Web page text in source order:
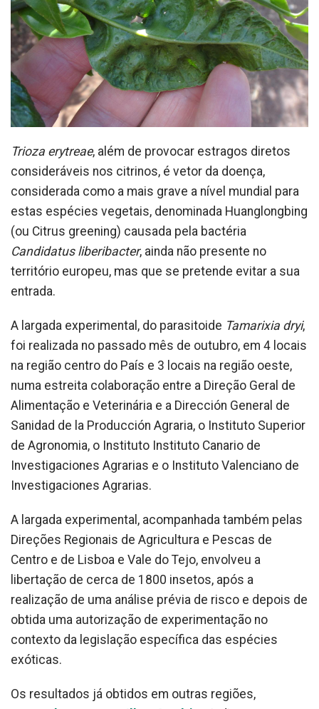
Trioza erytreae, além de provocar estragos diretos
consideráveis nos citrinos, é vetor da doença,
considerada como a mais grave a nível mundial para
estas espécies vegetais, denominada Huanglongbing
(ou Citrus greening) causada pela bactéria
Candidatus liberibacter, ainda não presente no
território europeu, mas que se pretende evitar a sua
entrada.
A largada experimental, do parasitoide Tamarixia dryi,
foi realizada no passado mês de outubro, em 4 locais
na região centro do País e 3 locais na região oeste,
numa estreita colaboração entre a Direção Geral de
Alimentação e Veterinária e a Dirección General de
Sanidad de la Producción Agraria, o Instituto Superior
de Agronomia, o Instituto Instituto Canario de
Investigaciones Agrarias e o Instituto Valenciano de
Investigaciones Agrarias.
A largada experimental, acompanhada também pelas
Direções Regionais de Agricultura e Pescas de
Centro e de Lisboa e Vale do Tejo, envolveu a
libertação de cerca de 1800 insetos, após a
realização de uma análise prévia de risco e depois de
obtida uma autorização de experimentação no
contexto da legislação específica das espécies
exóticas.
Os resultados já obtidos em outras regiões,